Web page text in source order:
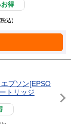
得
税込)
プソン[EPSO
トリッジ